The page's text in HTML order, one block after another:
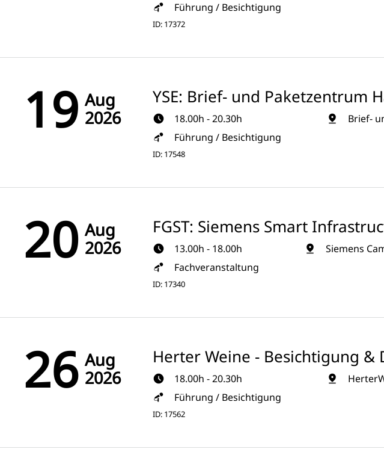
Führung / Besichtigung
ID: 17372
19 Aug
2026
YSE: Brief- und Paketzentrum
18.00h - 20.30h
Brief-
Führung / Besichtigung
ID: 17548
20 Aug
2026
FGST: Siemens Smart
13.00h - 18.00h
Siemens
Fachveranstaltung
ID: 17340
26 Aug
2026
Herter Weine - Besichtigung &
18.00h - 20.30h
Führung / Besichtigung
ID: 17562